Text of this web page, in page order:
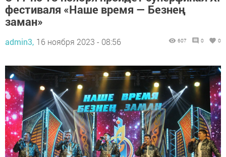
фестиваля «Наше время — Безнең
заман»
admin3, 16 ноября 2023 - 08:56 607 0 0